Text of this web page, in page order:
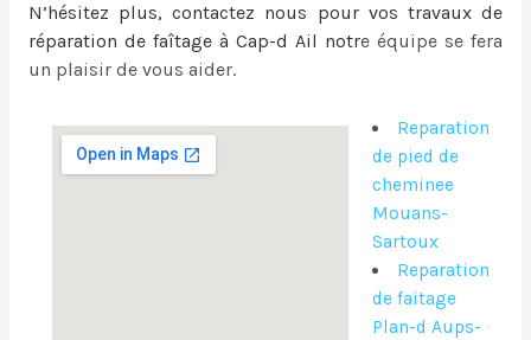
N’hésitez plus, contactez nous pour vos travaux de
réparation de faîtage à Cap-d Ail notre équipe se fera
un plaisir de vous aider.
Reparation
de pied de
cheminee
Mouans-
Sartoux
Reparation
de faitage
Plan-d Aups-